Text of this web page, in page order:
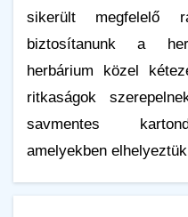
sikerült megfelelő
biztosítanunk a
herbárium közel
ritkaságok
savmentes
amelyekben